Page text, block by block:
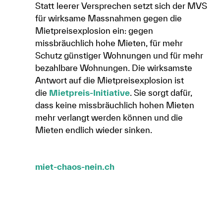
Statt leerer Versprechen setzt sich der MVS
für wirksame Massnahmen gegen die
Mietpreisexplosion ein: gegen
missbräuchlich hohe Mieten, für mehr
Schutz günstiger Wohnungen und für mehr
bezahlbare Wohnungen. Die wirksamste
Antwort auf die Mietpreisexplosion ist
die Mietpreis-Initiative . Sie sorgt dafür,
dass keine missbräuchlich hohen Mieten
mehr verlangt werden können und die
Mieten endlich wieder sinken.
miet-chaos-nein.ch